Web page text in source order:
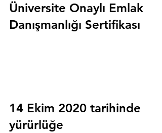
Üniversite Onaylı Emlak
Danışmanlığı Sertifikası
14 Ekim 2020 tarihinde
yürürlüğe